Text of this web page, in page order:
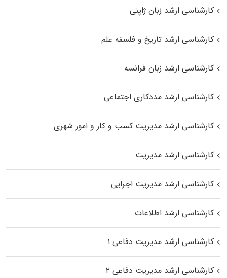
کارشناسی ارشد زبان ژاپنی
کارشناسی ارشد تاریخ و فلسفه علم
کارشناسی ارشد زبان فرانسه
کارشناسی ارشد مددکاری اجتماعی
کارشناسی ارشد مدیریت کسب و کار و امور شهری
کارشناسی ارشد مدیریت
کارشناسی ارشد مدیریت اجرایی
کارشناسی ارشد اطلاعات
کارشناسی ارشد مدیریت دفاعی ۱
کارشناسی ارشد مدیریت دفاعی ۲